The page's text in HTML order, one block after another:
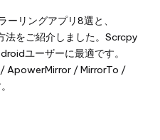
ーリングアプリ8選と、
法をご紹介しました。Scrcpy
ユーザーに最適です。
ApowerMirror / MirrorTo /